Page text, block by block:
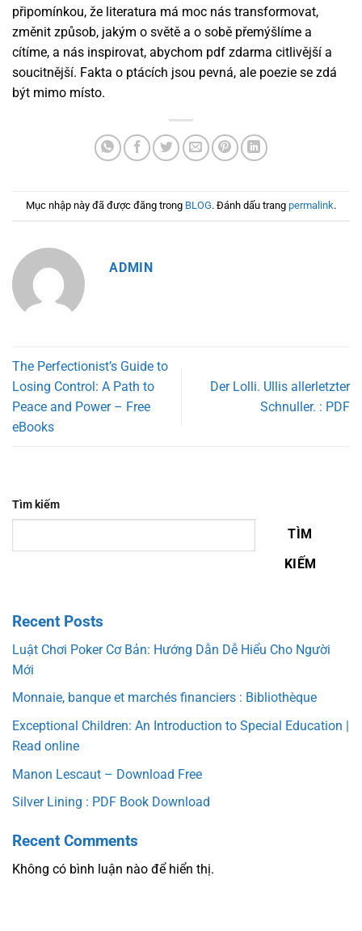
připomínkou, že literatura má moc nás transformovat,
změnit způsob, jakým o světě a o sobě přemýšlíme a
cítíme, a nás inspirovat, abychom pdf zdarma citlivější a
soucitnější. Fakta o ptácích jsou pevná, ale poezie se zdá
být mimo místo.
Mục nhập này đã được đăng trong BLOG. Đánh dấu trang permalink.
ADMIN
The Perfectionist’s Guide to
Losing Control: A Path to
Peace and Power – Free
eBooks
Der Lolli. Ullis allerletzter
Schnuller. : PDF
Tìm kiếm
TÌM
KIẾM
Recent Posts
Luật Chơi Poker Cơ Bản: Hướng Dẫn Dễ Hiểu Cho Người
Mới
Monnaie, banque et marchés financiers : Bibliothèque
Exceptional Children: An Introduction to Special Education |
Read online
Manon Lescaut – Download Free
Silver Lining : PDF Book Download
Recent Comments
Không có bình luận nào để hiển thị.